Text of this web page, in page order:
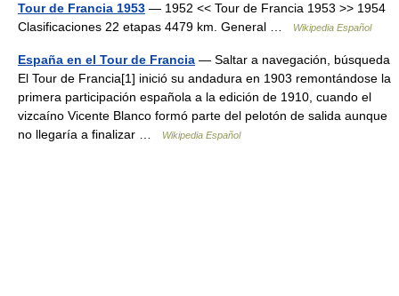
Tour de Francia 1953 — 1952 << Tour de Francia 1953 >> 1954
Clasificaciones 22 etapas 4479 km. General …
Wikipedia Español
España en el Tour de Francia — Saltar a navegación, búsqueda
El Tour de Francia[1] inició su andadura en 1903 remontándose la
primera participación española a la edición de 1910, cuando el
vizcaíno Vicente Blanco formó parte del pelotón de salida aunque
no llegaría a finalizar …
Wikipedia Español